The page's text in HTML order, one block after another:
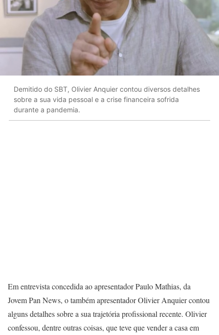
Demitido do SBT, Olivier Anquier contou diversos detalhes
sobre a sua vida pessoal e a crise financeira sofrida
durante a pandemia.
Em entrevista concedida ao apresentador Paulo Mathias, da
Jovem Pan News, o também apresentador Olivier Anquier contou
alguns detalhes sobre a sua trajetória profissional recente. Olivier
confessou, dentre outras coisas, que teve que vender a casa em